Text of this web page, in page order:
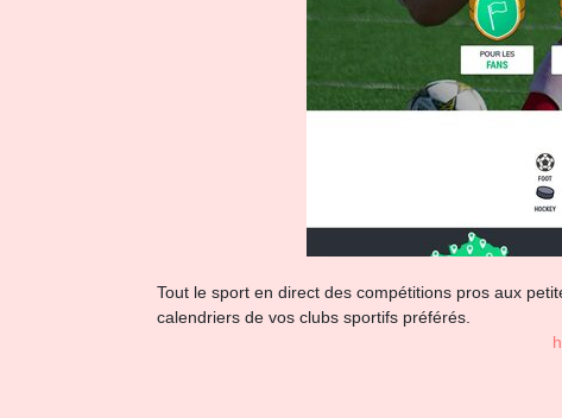
Tout le sport en direct des compétitions pros aux
calendriers de vos clubs sportifs préférés.